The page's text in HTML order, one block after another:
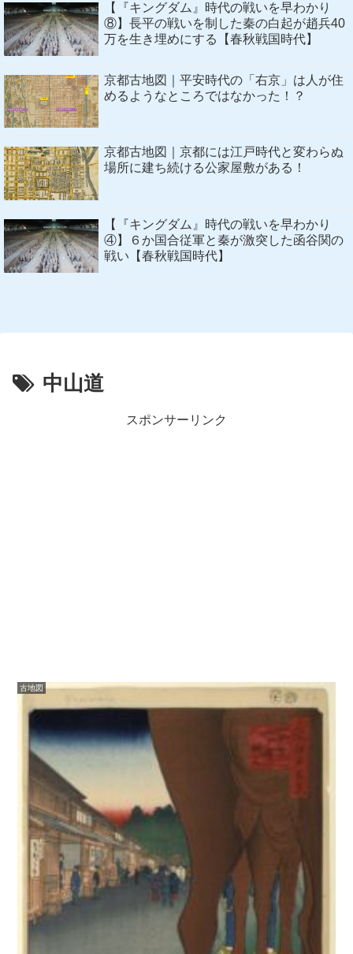
【『キングダム』時代の戦いを早わかり
⑧】長平の戦いを制した秦の白起が趙兵40
万を生き埋めにする【春秋戦国時代】
京都古地図｜平安時代の「右京」は人が住
めるようなところではなかった！？
京都古地図｜京都には江戸時代と変わらぬ
場所に建ち続ける公家屋敷がある！
【『キングダム』時代の戦いを早わかり
④】６か国合従軍と秦が激突した函谷関の
戦い【春秋戦国時代】
中山道
スポンサーリンク
古地図